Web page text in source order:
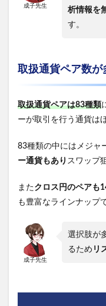
成子先生
析情報を
す。
取扱通貨ペア数が
取扱通貨ペアは83種類
ーが取引を行う通貨は
83種類の中にはメジャ
ー通貨もあり スワップ
またクロス円のペアも
も豊富なラインナップ
成子先生
選択肢が
るため リ